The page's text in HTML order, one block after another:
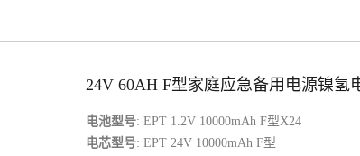
24V 60AH F型家庭应急备用电源镍氢
电池型号: EPT 1.2V 10000mAh F型X24
电芯型号: EPT 24V 10000mAh F型